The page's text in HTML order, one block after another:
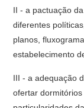
II - a pactuação
diferentes
planos,
estabelecimento
III - a adequação
ofertar